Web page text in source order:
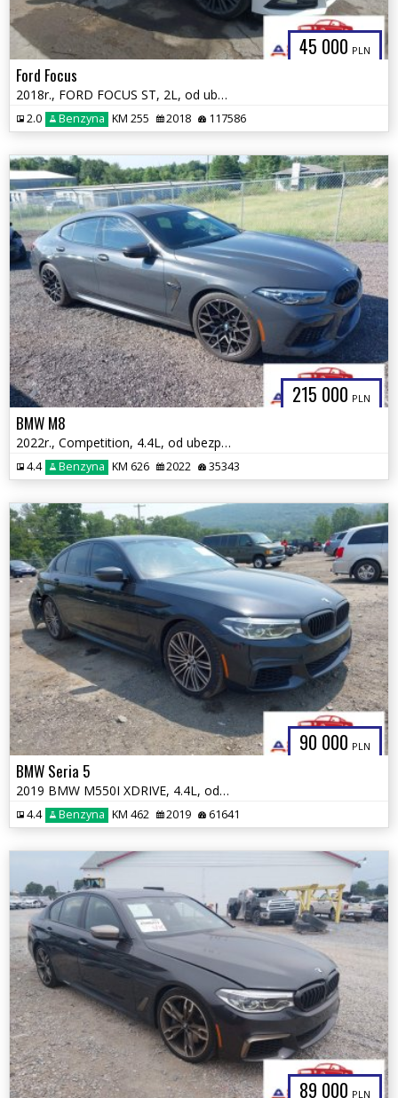
45 000 PLN
Ford Focus
2018r., FORD FOCUS ST, 2L, od ubezpieczalni
2.0 Benzyna KM 255 2018 117586
215 000 PLN
BMW M8
2022r., Competition, 4.4L, od ubezpieczalni
4.4 Benzyna KM 626 2022 35343
90 000 PLN
BMW Seria 5
2019 BMW M550I XDRIVE, 4.4L, od ubezpieczalni
4.4 Benzyna KM 462 2019 61641
89 000 PLN